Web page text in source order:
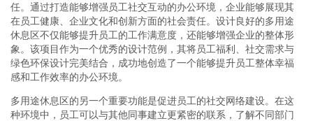
任。通过打造能够增强员工社交互动的办公环境，企业能够展现其
在员工健康、企业文化和创新方面的社会责任。设计良好的多用途
休息区不仅能够提升员工的工作满意度，还能够增强企业的整体形
象。该项目作为一个优秀的设计范例，其将员工福利、社交需求与
绿色环保设计完美结合，成功地创造了一个能够提升员工整体幸福
感和工作效率的办公环境。
多用途休息区的另一个重要功能是促进员工的社交网络建设。在这
种环境中，员工可以与其他同事建立更紧密的联系，了解不同部门